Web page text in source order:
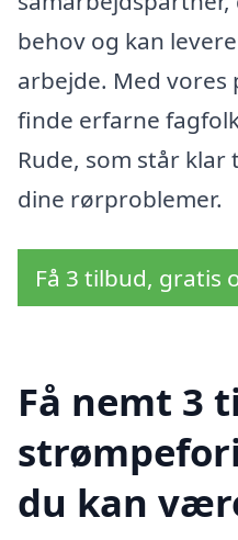
behov og kan
arbejde. Med
finde erfarne
Rude, som står
dine rørproblemer.
Få 3 tilbud, gratis
Få nemt 3
du kan